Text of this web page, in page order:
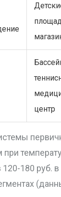
центр
180 руб.